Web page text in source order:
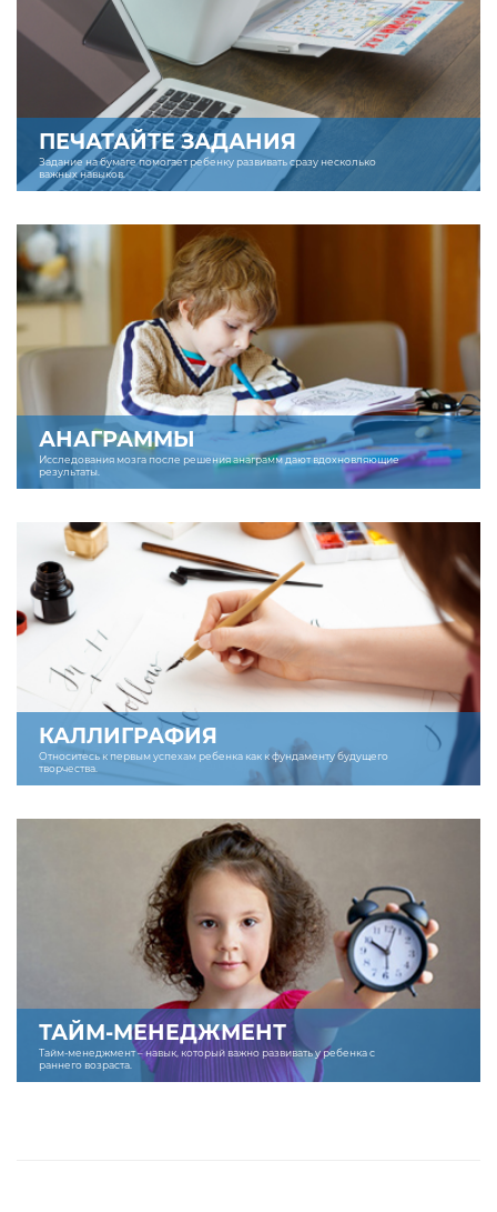
ПЕЧАТАЙТЕ ЗАДАНИЯ
Задание на бумаге помогает ребенку развивать сразу несколько
важных навыков.
АНАГРАММЫ
Исследования мозга после решения анаграмм дают вдохновляющие
результаты.
КАЛЛИГРАФИЯ
Относитесь к первым успехам ребенка как к фундаменту будущего
творчества.
ТАЙМ-МЕНЕДЖМЕНТ
Тайм-менеджмент – навык, который важно развивать у ребенка с
раннего возраста.